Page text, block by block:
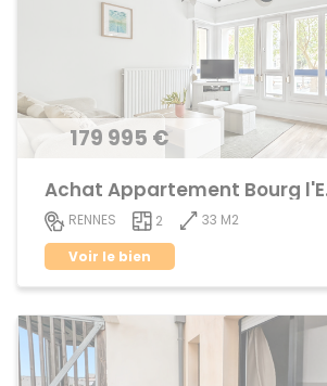
179 995 €
RENNES 2
33 M2
Voir le bien